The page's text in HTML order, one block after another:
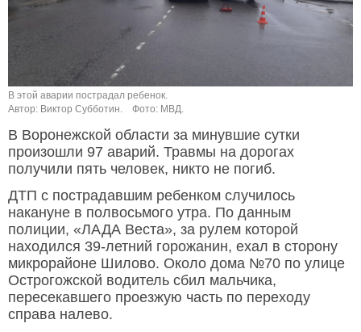
В этой аварии пострадал ребенок.
Автор: Виктор Субботин.
Фото: МВД.
В Воронежской области за минувшие сутки
произошли 97 аварий. Травмы на дорогах
получили пять человек, никто не погиб.
ДТП с пострадавшим ребенком случилось
накануне в полвосьмого утра. По данным
полиции, «ЛАДА Веста», за рулем которой
находился 39-летний горожанин, ехал в сторону
микрорайоне Шилово. Около дома №70 по улице
Острогожской водитель сбил мальчика,
пересекавшего проезжую часть по переходу
справа налево.